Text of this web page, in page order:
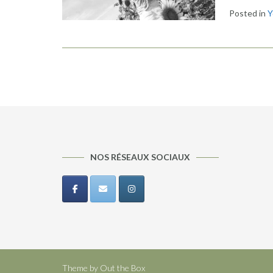
Posted in
NOS RÉSEAUX SOCIAUX
Theme by Out the Box